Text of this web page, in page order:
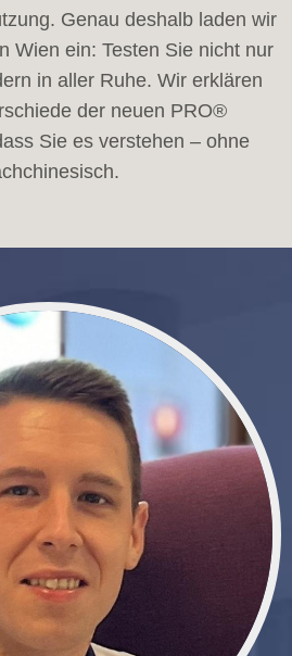
Genau deshalb laden wir
Wien ein: Testen Sie nicht nur
in aller Ruhe. Wir erklären
der neuen PRO®
Sie es verstehen – ohne